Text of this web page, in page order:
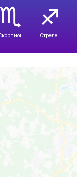
Стрелец